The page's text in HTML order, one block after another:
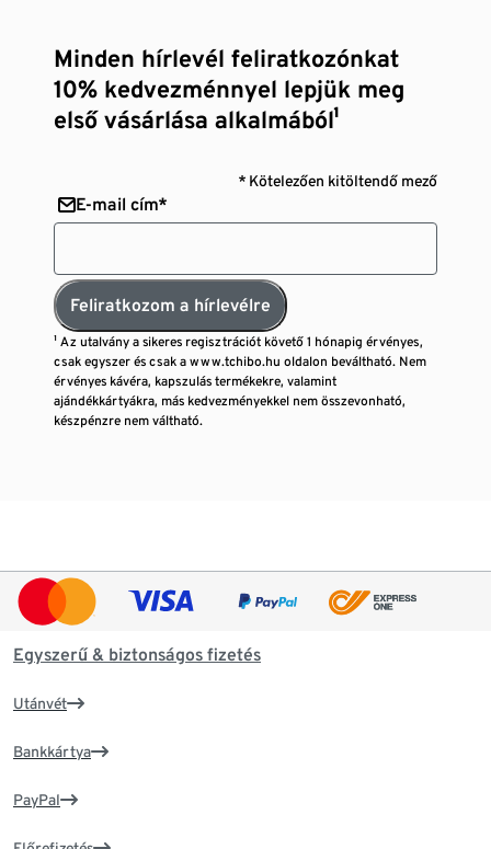
Minden hírlevél feliratkozónkat
10% kedvezménnyel lepjük meg
első vásárlása alkalmából¹
* Kötelezően kitöltendő mező
E-mail cím*
Feliratkozom a hírlevélre
¹ Az utalvány a sikeres regisztrációt követő 1 hónapig érvényes,
csak egyszer és csak a www.tchibo.hu oldalon beváltható. Nem
érvényes kávéra, kapszulás termékekre, valamint
ajándékkártyákra, más kedvezményekkel nem összevonható,
készpénzre nem váltható.
Egyszerű & biztonságos fizetés
Utánvét
Bankkártya
PayPal